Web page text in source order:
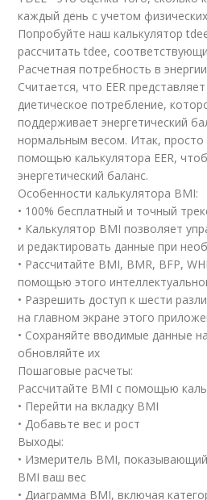
каждый день с учетом
Попробуйте наш калькулятор
рассчитать tdee,
Расчетная потребность в энергии
Считается, что EER
диетическое потребление,
поддерживает энергетический
нормальным весом. Итак, просто
помощью калькулятора EER,
энергетический баланс.
Особенности калькулятора BMI:
• 100% бесплатный и точный
• Калькулятор BMI позволяет
и редактировать данные при
• Рассчитайте BMI, BMR, BFP,
помощью этого
• Разрешить доступ к шести
на главном экране этого
• Сохраняйте вводимые данные
обновляйте их
Пошаговые расчеты:
Рассчитайте BMI с помощью
• Перейти на вкладку BMI
• Добавьте вес и рост
Выходы:
• Измеритель BMI,
BMI ваш вес
• Диаграмма BMI, включая